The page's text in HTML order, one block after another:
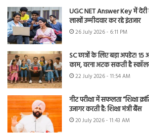
UGC NET Answer Key में
लाखों उम्मीदवार कर रहे इंतजार
26 July 2026 - 6:11 PM
SC छात्रों के लिए बड़ा अपडेट!
काम, वरना अटक सकती है
22 July 2026 - 11:54 AM
नीट परीक्षा में सफलता “शिक्षा
उजागर करती है: शिक्षा मंत्री बैंस
20 July 2026 - 11:43 AM